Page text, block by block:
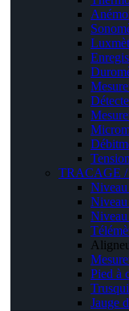
TRACAGE
Niveau
Pied à
Jauge